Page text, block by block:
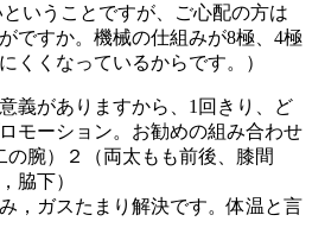
ということですが、ご心配の方は
ですか。機械の仕組みが8極、4極
くくなっているからです。）
義がありますから、1回きり、ど
モーション。お勧めの組み合わせ
の腕）２（両太もも前後、膝間
脇下）
，ガスたまり解決です。体温と言